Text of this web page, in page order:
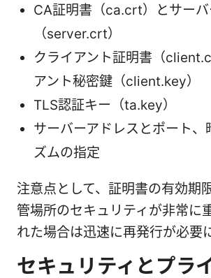
CA証明書（ca.crt）とサー
（server.crt）
クライアント証明書（
アント秘密鍵（client.key）
TLS認証キー（ta.key）
サーバーアドレスとポート、
ズムの指定
注意点として、証明書の有効期
管場所のセキュリティが非常に
れた場合は迅速に再発行が必要
セキュリティとプラ